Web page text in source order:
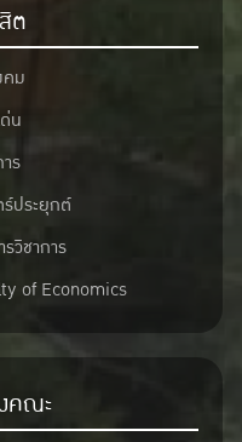
ต
ม
น
ร
ร์ประยุกต์
วิชาการ
of Economics
คณะ